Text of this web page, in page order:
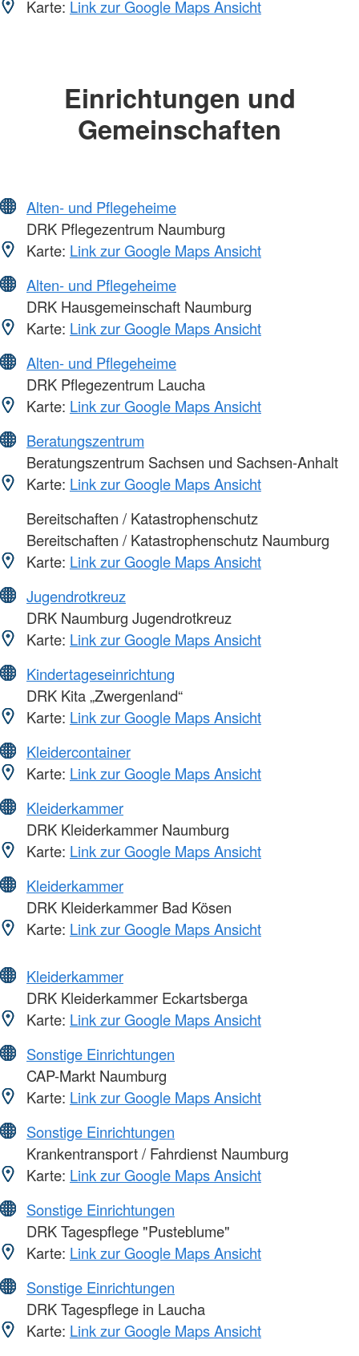
Karte: Link zur Google Maps Ansicht
Einrichtungen und
Gemeinschaften
Alten- und Pflegeheime
DRK Pflegezentrum Naumburg
Karte: Link zur Google Maps Ansicht
Alten- und Pflegeheime
DRK Hausgemeinschaft Naumburg
Karte: Link zur Google Maps Ansicht
Alten- und Pflegeheime
DRK Pflegezentrum Laucha
Karte: Link zur Google Maps Ansicht
Beratungszentrum
Beratungszentrum Sachsen und Sachsen-Anhalt
Karte: Link zur Google Maps Ansicht
Bereitschaften / Katastrophenschutz
Bereitschaften / Katastrophenschutz Naumburg
Karte: Link zur Google Maps Ansicht
Jugendrotkreuz
DRK Naumburg Jugendrotkreuz
Karte: Link zur Google Maps Ansicht
Kindertageseinrichtung
DRK Kita „Zwergenland“
Karte: Link zur Google Maps Ansicht
Kleidercontainer
Karte: Link zur Google Maps Ansicht
Kleiderkammer
DRK Kleiderkammer Naumburg
Karte: Link zur Google Maps Ansicht
Kleiderkammer
DRK Kleiderkammer Bad Kösen
Karte: Link zur Google Maps Ansicht
Kleiderkammer
DRK Kleiderkammer Eckartsberga
Karte: Link zur Google Maps Ansicht
Sonstige Einrichtungen
CAP-Markt Naumburg
Karte: Link zur Google Maps Ansicht
Sonstige Einrichtungen
Krankentransport / Fahrdienst Naumburg
Karte: Link zur Google Maps Ansicht
Sonstige Einrichtungen
DRK Tagespflege "Pusteblume"
Karte: Link zur Google Maps Ansicht
Sonstige Einrichtungen
DRK Tagespflege in Laucha
Karte: Link zur Google Maps Ansicht